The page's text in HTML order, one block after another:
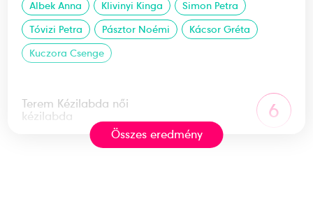
Albek Anna
Klivinyi Kinga
Simon Petra
Tóvizi Petra
Pásztor Noémi
Kácsor Gréta
Kuczora Csenge
Terem Kézilabda női
kézilabda
6
Összes eredmény